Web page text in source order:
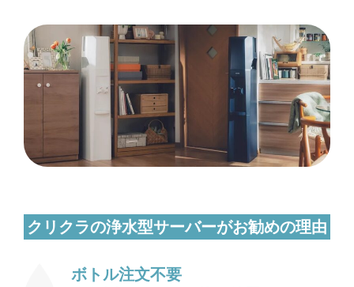
クリクラの浄水型サーバーがお勧めの理由
ボトル注文不要